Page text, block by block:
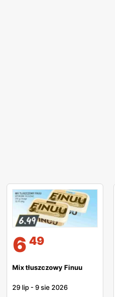
6 49
Mix tłuszczowy Finuu
29 lip -9 sie 2026